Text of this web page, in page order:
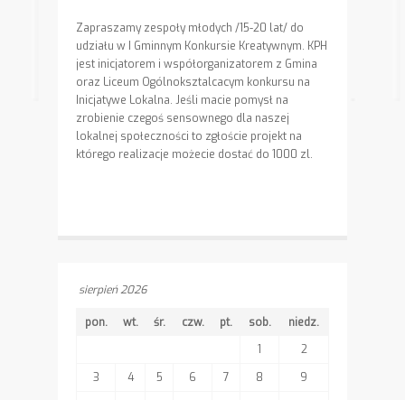
Zapraszamy zespoły młodych /15-20 lat/ do
udziału w I Gminnym Konkursie Kreatywnym. KPH
jest inicjatorem i współorganizatorem z Gmina
oraz Liceum Ogólnoksztalcacym konkursu na
Inicjatywe Lokalna. Jeśli macie pomysł na
zrobienie czegoś sensownego dla naszej
lokalnej społeczności to zgłoście projekt na
którego realizacje możecie dostać do 1000 zl.
sierpień 2026
pon. wt. śr. czw. pt. sob.
niedz.
1
2
3
4 5 6 7 8
9